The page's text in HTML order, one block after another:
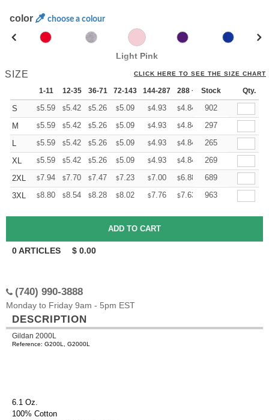
color choose a colour
Light Pink
SIZE CLICK HERE TO SEE THE SIZE CHART
1-11 12-35 36-71 72-143 144-287 288 + More
Stock Qty.
S $5.59 $5.42 $5.26 $5.09 $4.93 $4.84 +
902
M
$5.59 $5.42 $5.26 $5.09 $4.93 $4.84 +
297
L
$5.59 $5.42 $5.26 $5.09 $4.93 $4.84 +
265
XL
$5.59 $5.42 $5.26 $5.09 $4.93 $4.84 +
269
2XL
$7.94 $7.70 $7.47 $7.23 $7.00 $6.88 +
689
3XL
$8.80 $8.54 $8.28 $8.02 $7.76 $7.63 +
963
0ARTICLES $ 0.00
(740) 990-3888
Monday to Friday 9am - 5pm EST
DESCRIPTION
Gildan 2000L
Reference: G200L, G2000L
6.1 Oz.
100% Cotton